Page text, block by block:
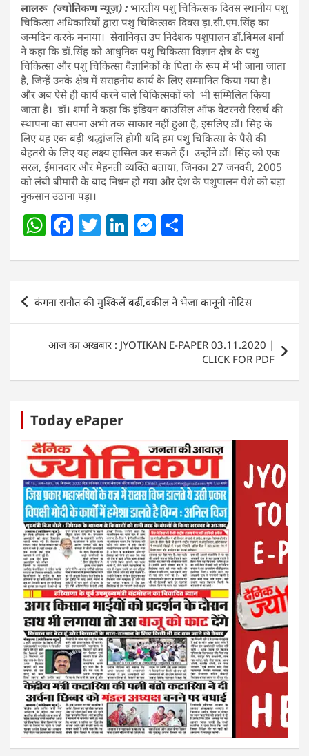
लालरू (ज्योतिकण न्यूज़) : भारतीय पशु चिकित्सक दिवस स्थानीय पशु
चिकित्सा अधिकारियों द्वारा पशु चिकित्सक दिवस ड़ा.सी.एम.सिंह का
जन्मदिन करके मनाया। सेवानिवृत्त उप निदेशक पशुपालन डॉ.बिमल शर्मा
ने कहा कि डॉ.सिंह को आधुनिक पशु चिकित्सा विज्ञान क्षेत्र के पशु
चिकित्सा और पशु चिकित्सा वैज्ञानिकों के पिता के रूप में भी जाना जाता
है, जिन्हें उनके क्षेत्र में सराहनीय कार्य के लिए सम्मानित किया गया है।
और अब ऐसे ही कार्य करने वाले चिकित्सकों को भी सम्मिलित किया
जाता है। डॉ। शर्मा ने कहा कि इंडियन काउंसिल ऑफ वेटरनरी रिसर्च की
स्थापना का सपना अभी तक साकार नहीं हुआ है, इसलिए डॉ। सिंह के
लिए यह एक बड़ी श्रद्धांजलि होगी यदि हम पशु चिकित्सा के पैसे की
बेहतरी के लिए यह लक्ष्य हासिल कर सकते हैं। उन्होंने डॉ। सिंह को एक
सरल, ईमानदार और मेहनती व्यक्ति बताया, जिनका 27 जनवरी, 2005
को लंबी बीमारी के बाद निधन हो गया और देश के पशुपालन पेशे को बड़ा
नुकसान उठाना पड़ा।
W
at
s
A
p
p
F
c
e
b
o
o
k
T
itt
er
Li
k
e
dI
n
M
ss
e
n
g
er
ar
e
Post
navigation
कंगना रानौत की मुश्किलें बढीं,वकील ने भेजा कानूनी नोटिस
आज का अखबार : JYOTIKAN E-PAPER 03.11.2020 |
CLICK FOR PDF
Today ePaper